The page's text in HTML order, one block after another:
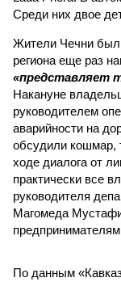
Среди них двое
Жители Чечни
региона еще раз
«представляет
Накануне
руководителем
аварийности на
обсудили кошмар,
ходе диалога от
практически все
руководителя
Магомеда
По данным